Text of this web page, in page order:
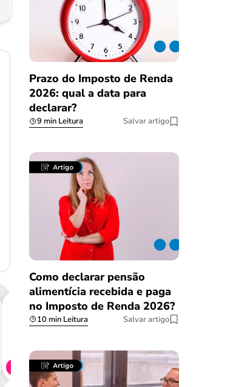
Prazo do Imposto de Renda
2026: qual a data para
declarar?
9 min Leitura Salvar artigo
Como declarar pensão
alimentícia recebida e paga
no Imposto de Renda 2026?
10 min Leitura Salvar artigo